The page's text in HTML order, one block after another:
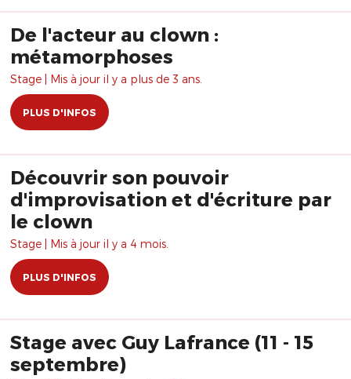
De l'acteur au clown :
métamorphoses
Stage | Mis à jour il y a plus de 3 ans.
PLUS D'INFOS
Découvrir son pouvoir
d'improvisation et d'écriture par
le clown
Stage | Mis à jour il y a 4 mois.
PLUS D'INFOS
Stage avec Guy Lafrance (11 - 15
septembre)